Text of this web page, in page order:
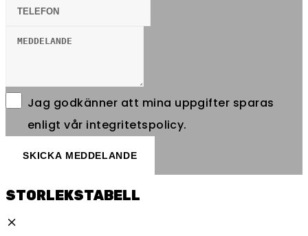
Jag godkänner att mina uppgifter sparas
enligt vår integritetspolicy.
SKICKA MEDDELANDE
STORLEKSTABELL